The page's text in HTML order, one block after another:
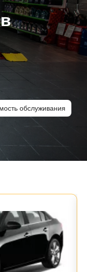
обслуживания